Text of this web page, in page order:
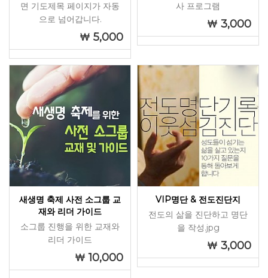
면 기도제목 페이지가 자동
으로 넘어갑니다.
5,000
사 프로그램
3,000
새생명 축제 사전 소그룹 교
재와 리더 가이드
소그룹 진행을 위한 교재와
리더 가이드
10,000
VIP명단 & 전도진단지
전도의 삶을 진단하고 명단
을 작성.jpg
3,000